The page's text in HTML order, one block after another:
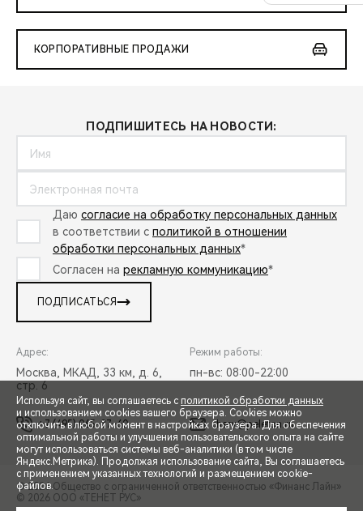
СПЕЦПРЕДЛОЖЕНИЯ
ЗАПИСЬ НА ТЕСТ-ДРАЙВ
КОРПОРАТИВНЫЕ ПРОДАЖИ
ПОДПИШИТЕСЬ НА НОВОСТИ:
Даю согласие на обработку персональных данных
в соответствии с политикой в отношении
обработки персональных данных*
Согласен на рекламную коммуникацию*
ПОДПИСАТЬСЯ
Адрес:
Москва, МКАД, 33 км, д. 6,
стр. 6
Режим работы:
пн-вс: 08:00-22:00
+7 (495) 065-37-60 chery@peleton.ru
© 2026 Общество с ограниченной ответственностью «Финанс Лайн»
© 2026 ООО «ТЕНЕТ РУС»
Используя сайт, вы соглашаетесь с политикой обработки данных
и использованием cookies вашего браузера. Cookies можно
отключить в любой момент в настройках браузера. Для обеспечения
оптимальной работы и улучшения пользовательского опыта на сайте
могут использоваться системы веб-аналитики (в том числе
Яндекс.Метрика). Продолжая использование сайта, Вы соглашаетесь
с применением указанных технологий и размещением cookie-
файлов.